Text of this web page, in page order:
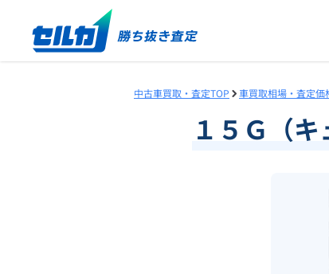
中古車買取・査定TOP 車買取相場・査定
１５Ｇ（